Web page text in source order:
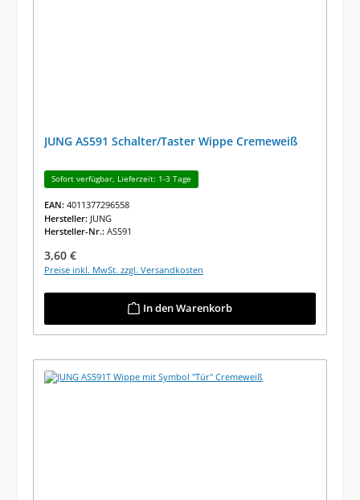
JUNG AS591 Schalter/Taster Wippe Cremeweiß
Sofort verfügbar, Lieferzeit: 1-3 Tage
EAN: 4011377296558
Hersteller: JUNG
Hersteller-Nr.: AS591
Regulärer Preis:
3,60 €
Preise inkl. MwSt. zzgl. Versandkosten
In den Warenkorb